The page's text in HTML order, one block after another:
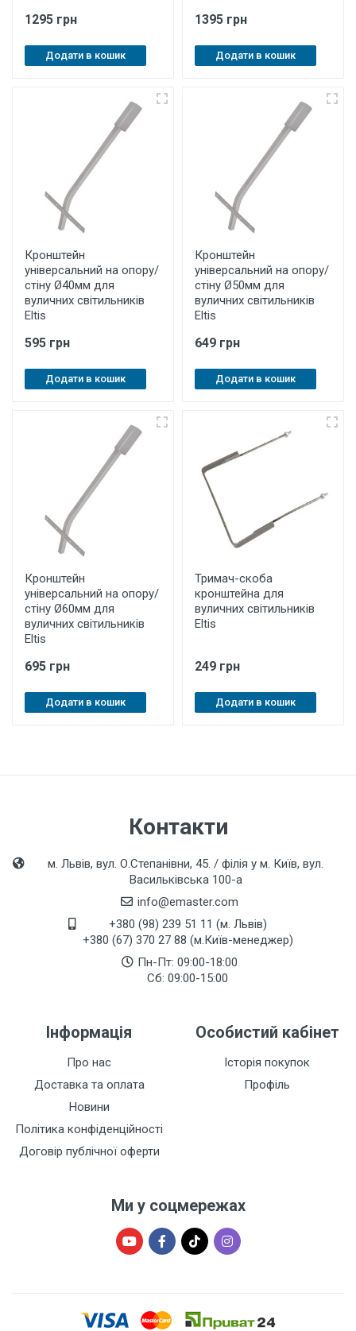
1295 грн
Додати в кошик
1395 грн
Додати в кошик
Кронштейн
універсальний на опору/
стіну Ø40мм для
вуличних світильників
Eltis
595 грн
Додати в кошик
Кронштейн
універсальний на опору/
стіну Ø50мм для
вуличних світильників
Eltis
649 грн
Додати в кошик
Кронштейн
універсальний на опору/
стіну Ø60мм для
вуличних світильників
Eltis
695 грн
Додати в кошик
Тримач-скоба
кронштейна для
вуличних світильників
Eltis
249 грн
Додати в кошик
Контакти
м. Львів, вул. О.Степанівни, 45. / філія у м. Київ, вул.
Васильківська 100-а
info@emaster.com
+380 (98) 239 51 11 (м. Львів)
+380 (67) 370 27 88 (м.Київ-менеджер)
Пн-Пт: 09:00-18:00
Сб: 09:00-15:00
Інформація
Про нас
Доставка та оплата
Новини
Політика конфіденційності
Договір публічної оферти
Особистий кабінет
Історія покупок
Профіль
Ми у соцмережах